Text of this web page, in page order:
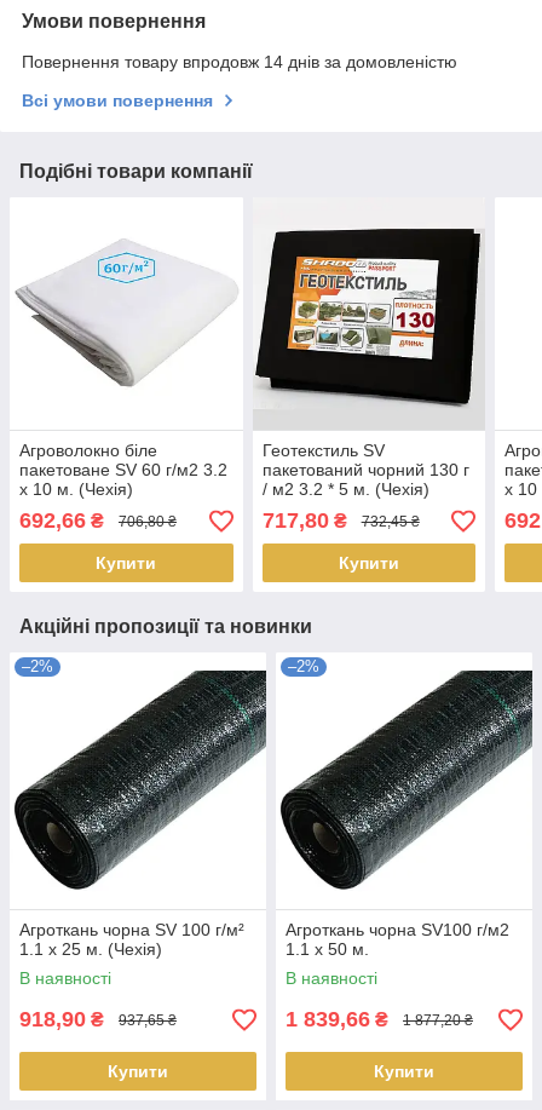
Умови повернення
Повернення товару впродовж 14 днів за домовленістю
Всі умови повернення
Подібні товари компанії
Агроволокно біле
пакетоване SV 60 г/м2 3.2
х 10 м. (Чехія)
692,66 ₴ 706,80 ₴
Купити
Геотекстиль SV
пакетований чорний 130 г
/ м2 3.2 * 5 м. (Чехія)
717,80₴ 732,45 ₴
Купити
х 10
Акційні пропозиції та новинки
–2%
Агроткань чорна SV 100 г/м²
1.1 х 25 м. (Чехія)
В наявності
918,90 ₴ 937,65 ₴
Купити
–2%
Агроткань чорна SV100 г/м2
1.1 х 50 м.
В наявності
1 839,66 ₴ 1 877,20 ₴
Купити